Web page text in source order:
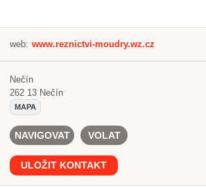
web: www.reznictvi-moudry.wz.cz
Nečín
262 13 Nečín
MAPA
NAVIGOVAT VOLAT
ULOŽIT KONTAKT